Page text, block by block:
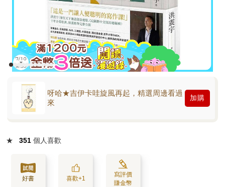
呀哈★吉伊卡哇旋風再起，精選周邊看過
來
加購
★ 351 個人喜歡
好書 喜歡+1
寫評價
賺金幣